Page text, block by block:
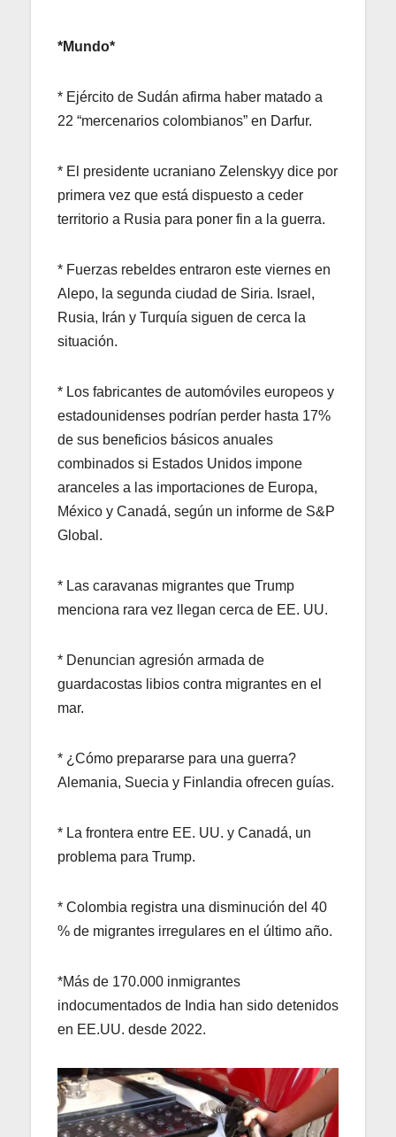
*Mundo*
* Ejército de Sudán afirma haber matado a
22 “mercenarios colombianos” en Darfur.
* El presidente ucraniano Zelenskyy dice por
primera vez que está dispuesto a ceder
territorio a Rusia para poner fin a la guerra.
* Fuerzas rebeldes entraron este viernes en
Alepo, la segunda ciudad de Siria. Israel,
Rusia, Irán y Turquía siguen de cerca la
situación.
* Los fabricantes de automóviles europeos y
estadounidenses podrían perder hasta 17%
de sus beneficios básicos anuales
combinados si Estados Unidos impone
aranceles a las importaciones de Europa,
México y Canadá, según un informe de S&P
Global.
* Las caravanas migrantes que Trump
menciona rara vez llegan cerca de EE. UU.
* Denuncian agresión armada de
guardacostas libios contra migrantes en el
mar.
* ¿Cómo prepararse para una guerra?
Alemania, Suecia y Finlandia ofrecen guías.
* La frontera entre EE. UU. y Canadá, un
problema para Trump.
* Colombia registra una disminución del 40
% de migrantes irregulares en el último año.
*Más de 170.000 inmigrantes
indocumentados de India han sido detenidos
en EE.UU. desde 2022.